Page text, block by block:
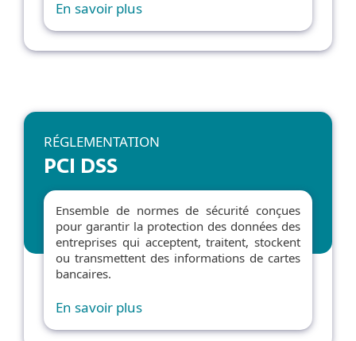
En savoir plus
RÉGLEMENTATION
PCI DSS
Ensemble de normes de sécurité conçues
pour garantir la protection des données des
entreprises qui acceptent, traitent, stockent
ou transmettent des informations de cartes
bancaires.
En savoir plus